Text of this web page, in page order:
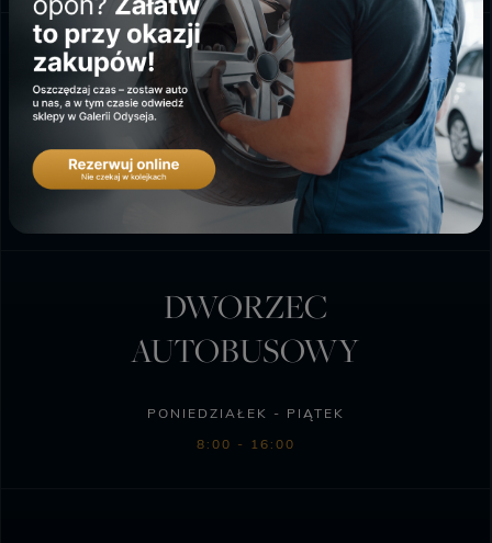
SKLEP BIEDRONKA
PONIEDZIAŁEK - SOBOTA
6:00 - 23:00
DWORZEC
AUTOBUSOWY
PONIEDZIAŁEK - PIĄTEK
8:00 - 16:00